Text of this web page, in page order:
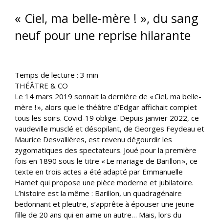
« Ciel, ma belle-mère ! », du sang
neuf pour une reprise hilarante
Temps de lecture : 3 min
THÉÂTRE & CO
Le 14 mars 2019 sonnait la dernière de « Ciel, ma belle-
mère ! », alors que le théâtre d’Edgar affichait complet
tous les soirs. Covid-19 oblige. Depuis janvier 2022, ce
vaudeville musclé et désopilant, de Georges Feydeau et
Maurice Desvallières, est revenu dégourdir les
zygomatiques des spectateurs. Joué pour la première
fois en 1890 sous le titre « Le mariage de Barillon », ce
texte en trois actes a été adapté par Emmanuelle
Hamet qui propose une pièce moderne et jubilatoire.
L’histoire est la même : Barillon, un quadragénaire
bedonnant et pleutre, s’apprête à épouser une jeune
fille de 20 ans qui en aime un autre… Mais, lors du